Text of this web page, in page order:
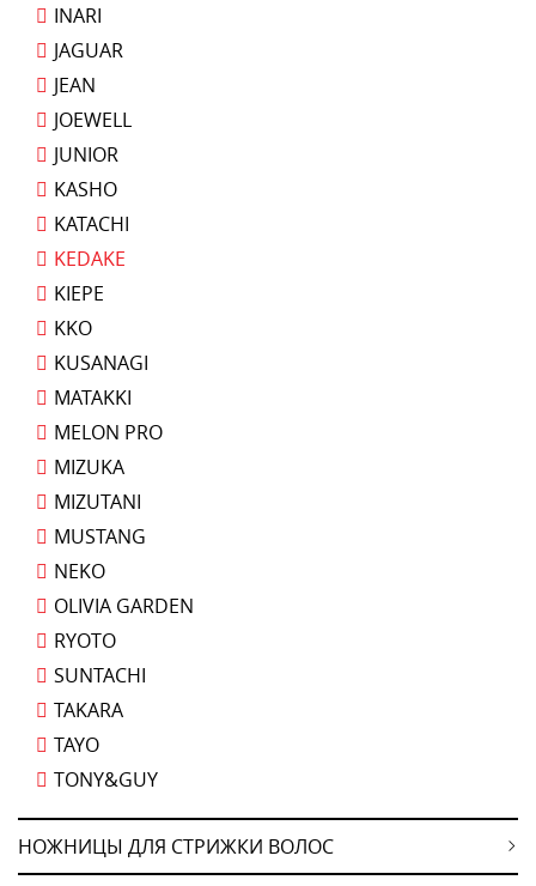
INARI
JAGUAR
JEAN
JOEWELL
JUNIOR
KASHO
KATACHI
KEDAKE
KIEPE
KKO
KUSANAGI
MATAKKI
MELON PRO
MIZUKA
MIZUTANI
MUSTANG
NEKO
OLIVIA GARDEN
RYOTO
SUNTACHI
TAKARA
TAYO
TONY&GUY
НОЖНИЦЫ ДЛЯ СТРИЖКИ ВОЛОС